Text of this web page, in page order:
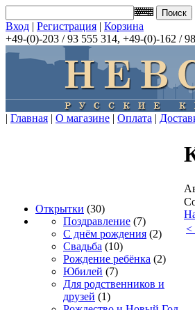
Вход | Регистрация | Корзина
+49-(0)-203 / 93 555 314, +49-(0)-162 /
| Главная | О магазине | Оплата |
Открытки (30)
Поздравление (7)
С днём рождения (2)
Свадьба (10)
Рождение ребёнка (2)
Юбилей (7)
Для родственников и
друзей (1)
<